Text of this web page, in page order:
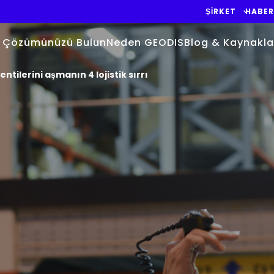
ŞIRKET
Çözümünüzü BulunNeden GEODISBlog &
aşmanın 4 lojistik sırrı